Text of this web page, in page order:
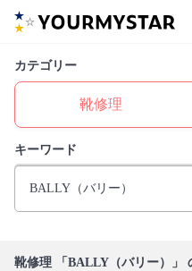
カテゴリー
キーワード
靴修理 「BALLY（バリー）」